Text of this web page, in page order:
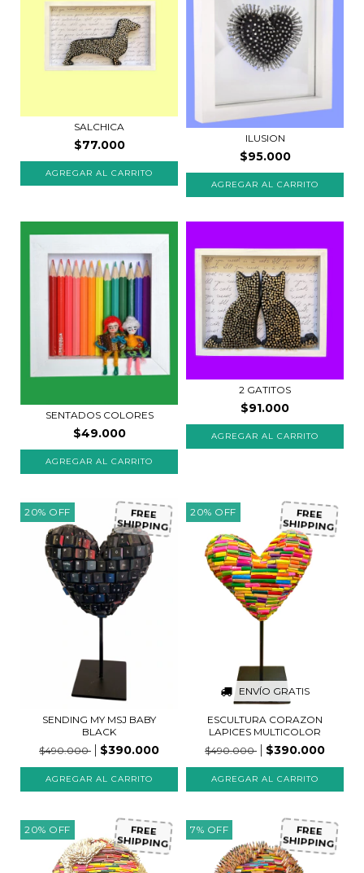
SALCHICA
$77.000
ILUSION
$95.000
SENTADOS COLORES
$49.000
AGREGAR AL CARRITO
2 GATITOS
$91.000
20% OFF FREE
SHIPPING
SENDING MY MSJ BABY
BLACK
$490.000
$390.000
20% OFF
ENVÍO GRATIS
FREE
SHIPPING
ESCULTURA CORAZON
LAPICES MULTICOLOR
$490.000
$390.000
20% OFF FREE
SHIPPING
7% OFF FREE
SHIPPING